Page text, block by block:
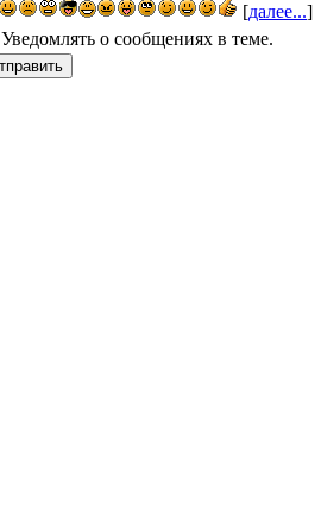
[далее...]
Уведомлять о сообщениях в теме.